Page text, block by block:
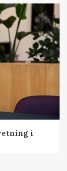
i